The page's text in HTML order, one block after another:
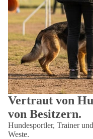
Vertraut von
von Besitzern.
Hundesportler, Trainer
Weste.